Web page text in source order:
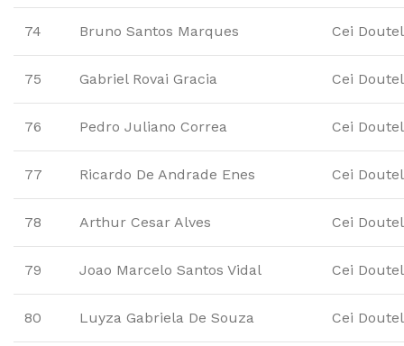
74 Bruno Santos Marques Cei
75 Gabriel Rovai Gracia Cei
76 Pedro Juliano Correa Cei
77 Ricardo De Andrade Enes Cei
78 Arthur Cesar Alves Cei
79 Joao Marcelo Santos Vidal Cei
80 Luyza Gabriela De Souza Cei